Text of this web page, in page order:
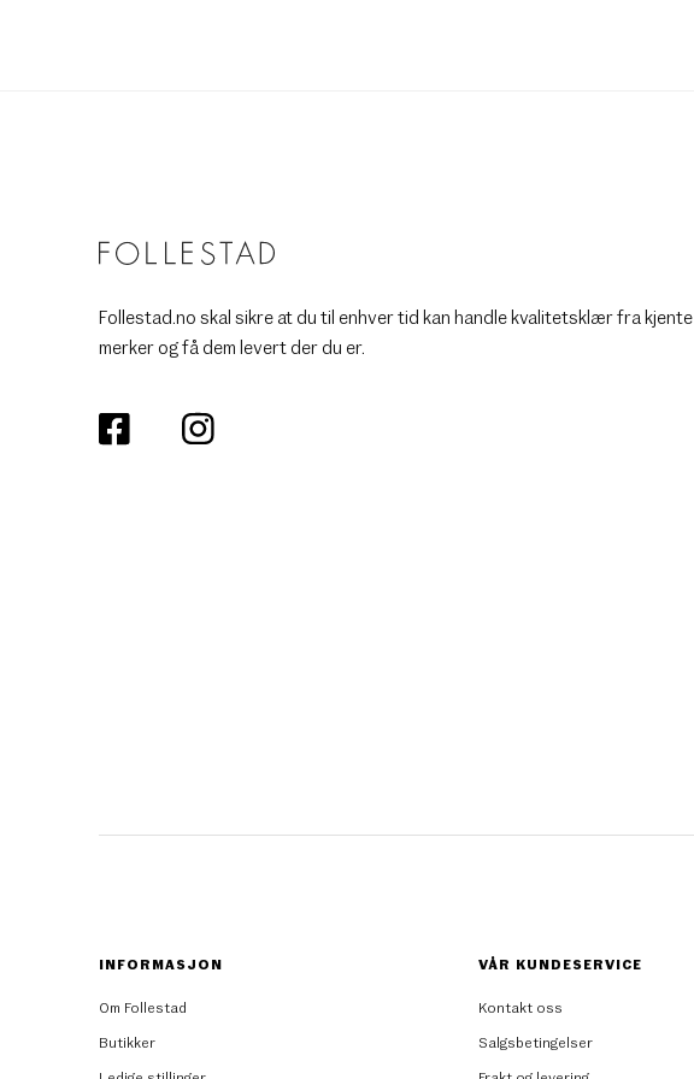
Follestad.no skal sikre at du til enhver tid kan handle kvalitetsklær fra kjente
merker og få dem levert der du er.
INFORMASJON
Om Follestad
Butikker
VÅR KUNDESERVICE
Kontakt oss
Salgsbetingelser